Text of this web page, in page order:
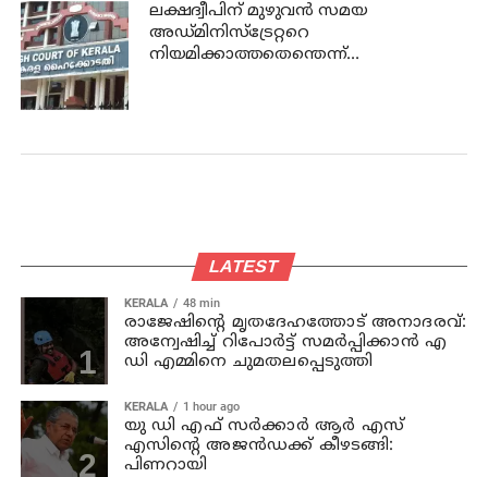
ലക്ഷദ്വീപിന് മുഴുവന്‍ സമയ
അഡ്മിനിസ്‌ട്രേറ്ററെ
നിയമിക്കാത്തതെന്തെന്ന്
LATEST
KERALA 48 min
രാജേഷിന്റെ മൃതദേഹത്തോട് അനാദരവ്:
അന്വേഷിച്ച് റിപോര്‍ട്ട് സമര്‍പ്പിക്കാന്‍ എ
ഡി എമ്മിനെ ചുമതലപ്പെടുത്തി
KERALA 1 hour ago
യു ഡി എഫ് സര്‍ക്കാര്‍ ആര്‍ എസ്
എസിന്റെ അജന്‍ഡക്ക്‌ കീഴടങ്ങി:
പിണറായി